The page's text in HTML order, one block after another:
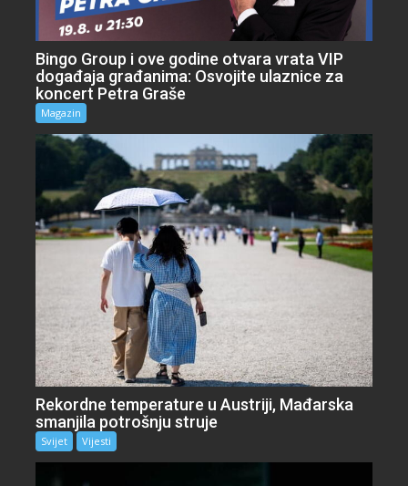
Bingo Group i ove godine otvara vrata VIP
događaja građanima: Osvojite ulaznice za
koncert Petra Graše
Magazin
Rekordne temperature u Austriji, Mađarska
smanjila potrošnju struje
Svijet Vijesti